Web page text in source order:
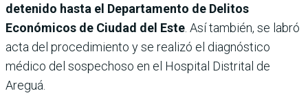
detenido hasta el Departamento de Delitos
Económicos de Ciudad del Este . Así también, se labró
acta del procedimiento y se realizó el diagnóstico
médico del sospechoso en el Hospital Distrital de
Areguá.